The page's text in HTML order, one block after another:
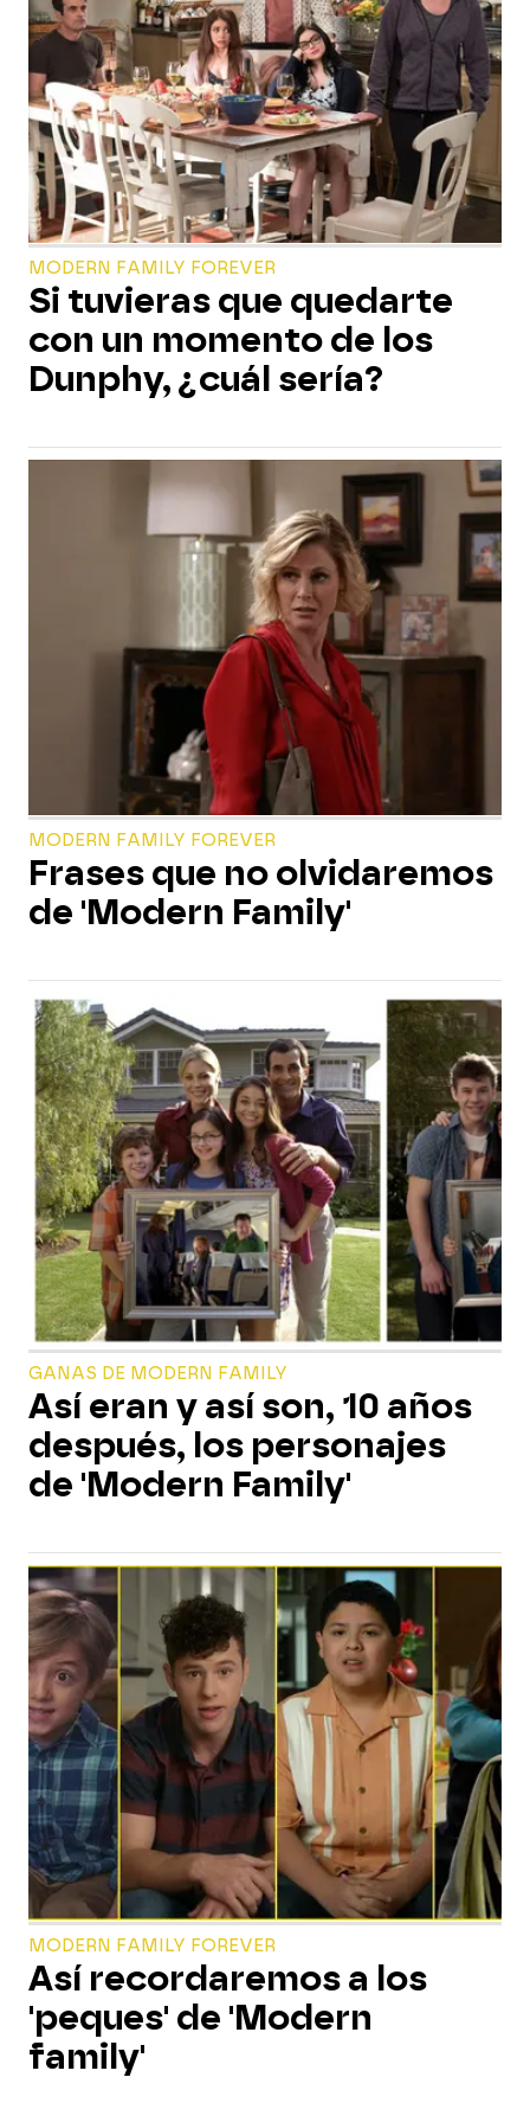
MODERN FAMILY FOREVER
Si tuvieras que quedarte
con un momento de los
Dunphy, ¿cuál sería?
MODERN FAMILY FOREVER
Frases que no olvidaremos
de 'Modern Family'
GANAS DE MODERN FAMILY
Así eran y así son, 10 años
después, los personajes
de 'Modern Family'
MODERN FAMILY FOREVER
Así recordaremos a los
'peques' de 'Modern
family'